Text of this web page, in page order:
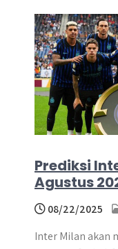
Prediksi
Agustus
08/22/2025
Inter Milan akan